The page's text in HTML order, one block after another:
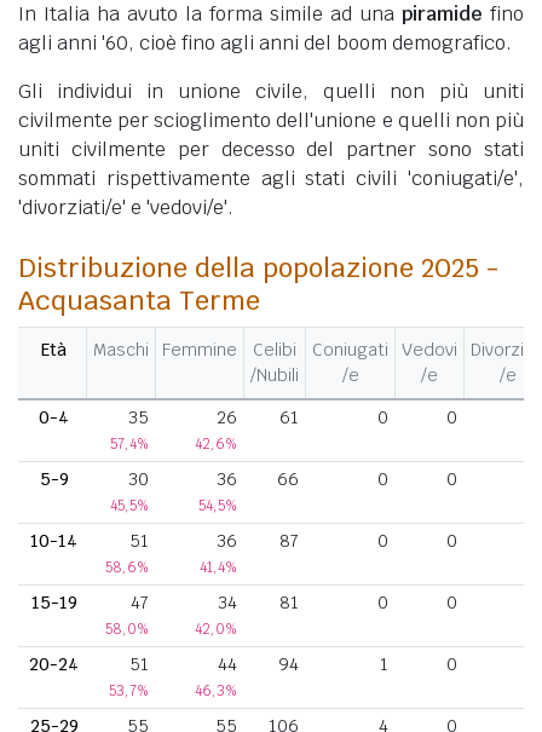
In Italia ha avuto la forma simile ad una piramide fino
agli anni '60, cioè fino agli anni del boom demografico.
Gli individui in unione civile, quelli non più uniti
civilmente per scioglimento dell'unione e quelli non più
uniti civilmente per decesso del partner sono stati
sommati rispettivamente agli stati civili 'coniugati/e',
'divorziati/e' e 'vedovi/e'.
Distribuzione della popolazione 2025 -
Acquasanta Terme
Età Maschi Femmine
Celibi
/Nubili
Coniugati
/e
Vedovi
/e
/e
0-4
35
57,4%
26
42,6%
61 0 0
5-9 30
45,5%
36
54,5%
66 0 0
10-14 51
58,6%
36
41,4%
87 0 0
15-19 47
58,0%
34
42,0%
81 0 0
20-24 51
53,7%
44
46,3%
94 1 0
25-29 55 55 106 4 0